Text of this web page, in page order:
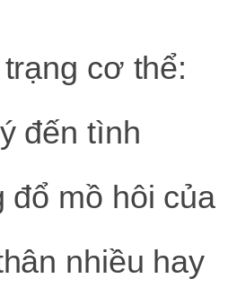
cơ thể:
đến tình
đổ mồ hôi của
nhiều hay